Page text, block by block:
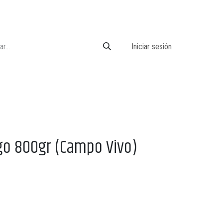
Iniciar sesión
800gr (Campo Vivo)